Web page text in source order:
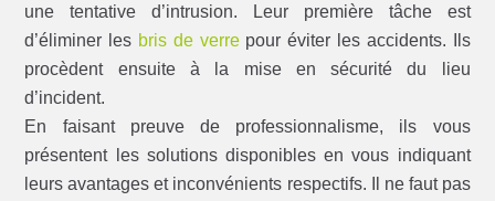
une tentative d’intrusion. Leur première tâche est
d’éliminer les bris de verrepour éviter les accidents. Ils
procèdent ensuite à la mise en sécurité du lieu
d’incident.
En faisant preuve de professionnalisme, ils vous
présentent les solutions disponibles en vous indiquant
leurs avantages et inconvénients respectifs. Il ne faut pas